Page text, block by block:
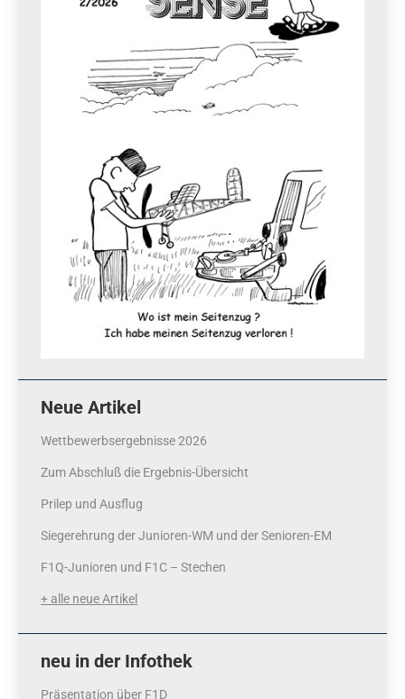
Neue Artikel
Wettbewerbsergebnisse 2026
Zum Abschluß die Ergebnis-Übersicht
Prilep und Ausflug
Siegerehrung der Junioren-WM und der Senioren-EM
F1Q-Junioren und F1C – Stechen
+ alle neue Artikel
neu in der Infothek
Präsentation über F1D